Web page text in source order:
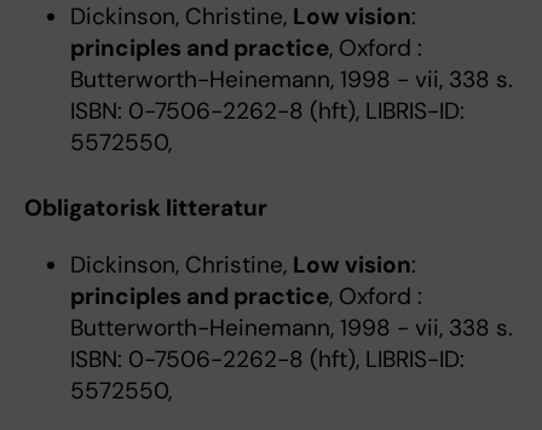
Dickinson, Christine, Low vision:
principles and practice, Oxford :
Butterworth-Heinemann, 1998 - vii, 338 s.
ISBN: 0-7506-2262-8 (hft), LIBRIS-ID:
5572550,
Obligatorisk litteratur
Dickinson, Christine, Low vision:
principles and practice, Oxford :
Butterworth-Heinemann, 1998 - vii, 338 s.
ISBN: 0-7506-2262-8 (hft), LIBRIS-ID:
5572550,